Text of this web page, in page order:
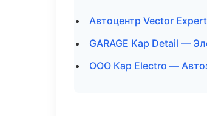
Автоцентр Vector
GARAGE Кар Detail —
ООО Кар Electro —